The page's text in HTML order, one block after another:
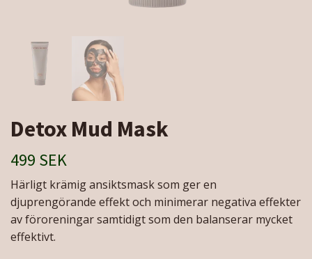
Detox Mud Mask
499 SEK
Härligt krämig ansiktsmask som ger en
djuprengörande effekt och minimerar negativa effekter
av föroreningar samtidigt som den balanserar mycket
effektivt.